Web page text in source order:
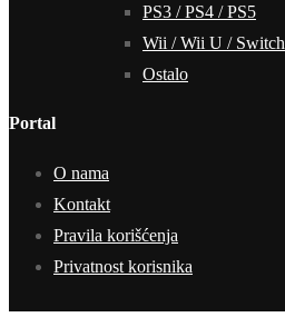
PS3 / PS4 / PS5
Wii / Wii U / Switch
Ostalo
Portal
O nama
Kontakt
Pravila korišćenja
Privatnost korisnika